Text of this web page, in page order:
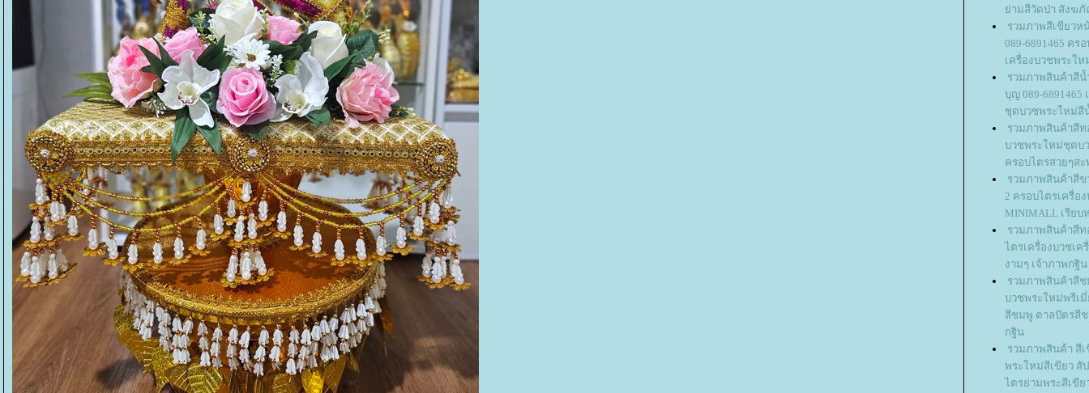
ามสีวัดป่า สังฆ
รวมภาพสีเขียวห
089-6891465 คร
เครื่องบวชพระให
รวมภาพสินค้าสีน้
บุญ 089-6891465
ชุดบวชพระใหม่สี
รวมภาพสินค้าสีท
บวชพระใหม่ชุดบ
ครอบไตรสวยๆส
รวมภาพสินค้าสีข
2 ครอบไตรเครื่อ
MINIMALL เรีย
รวมภาพสินค้าสีท
ไตรเครื่องบวชเค
งามๆ เจ้าภาพกฐิน
รวมภาพสินค้าสีช
บวชพระใหม่พรีเ
สีชมพู ตาลปัตรสี
กฐิน
รวมภาพสินค้า สี
พระใหม่สีเขียว สั
ไตรย่ามพระสีเขี